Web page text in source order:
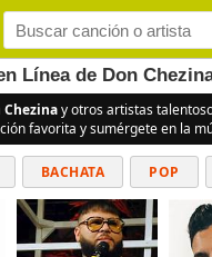
Línea de Don
Chezinay otros artistas
favorita y sumérgete en la
BACHATA POP